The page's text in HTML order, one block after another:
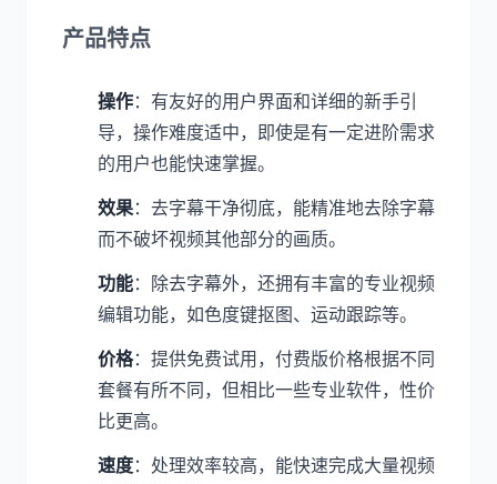
产品特点
操作：有友好的用户界面和详细的新手引
导，操作难度适中，即使是有一定进阶需求
的用户也能快速掌握。
效果：去字幕干净彻底，能精准地去除字幕
而不破坏视频其他部分的画质。
功能：除去字幕外，还拥有丰富的专业视频
编辑功能，如色度键抠图、运动跟踪等。
价格：提供免费试用，付费版价格根据不同
套餐有所不同，但相比一些专业软件，性价
比更高。
速度：处理效率较高，能快速完成大量视频